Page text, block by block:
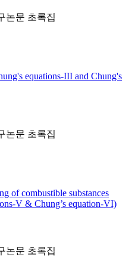
논문 초록집
equations-III and Chung's
논문 초록집
of combustible substances
V & Chung’s equation-VI)
논문 초록집